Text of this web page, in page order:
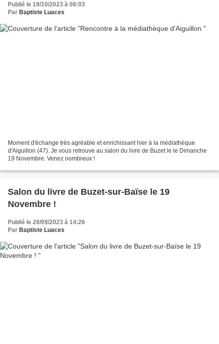
Publié le 19/10/2023 à 08:03
Par Baptiste Luaces
Moment d'échange très agréable et enrichissant hier à la médiathèque
d'Aiguillon (47). Je vous retrouve au salon du livre de Buzet le le Dimanche
19 Novembre. Venez nombreux !
Salon du livre de Buzet-sur-Baïse le 19
Novembre !
Publié le 28/09/2023 à 14:26
Par Baptiste Luaces